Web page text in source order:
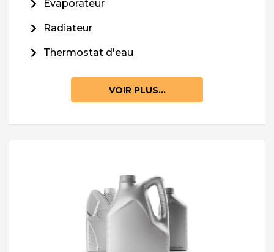
Évaporateur
Radiateur
Thermostat d'eau
VOIR PLUS...